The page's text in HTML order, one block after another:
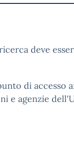
deve
di accesso
e agenzie